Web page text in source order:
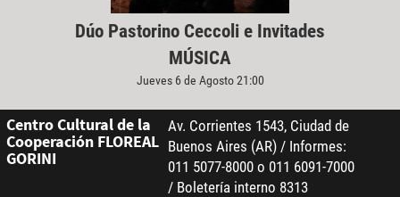
Dúo Pastorino Ceccoli e Invitades
MÚSICA
Jueves 6 de Agosto 21:00
Centro Cultural de la
Cooperación FLOREAL
GORINI
Av. Corrientes 1543, Ciudad de
Buenos Aires (AR) / Informes:
011 5077-8000 o 011 6091-7000
/ Boletería interno 8313